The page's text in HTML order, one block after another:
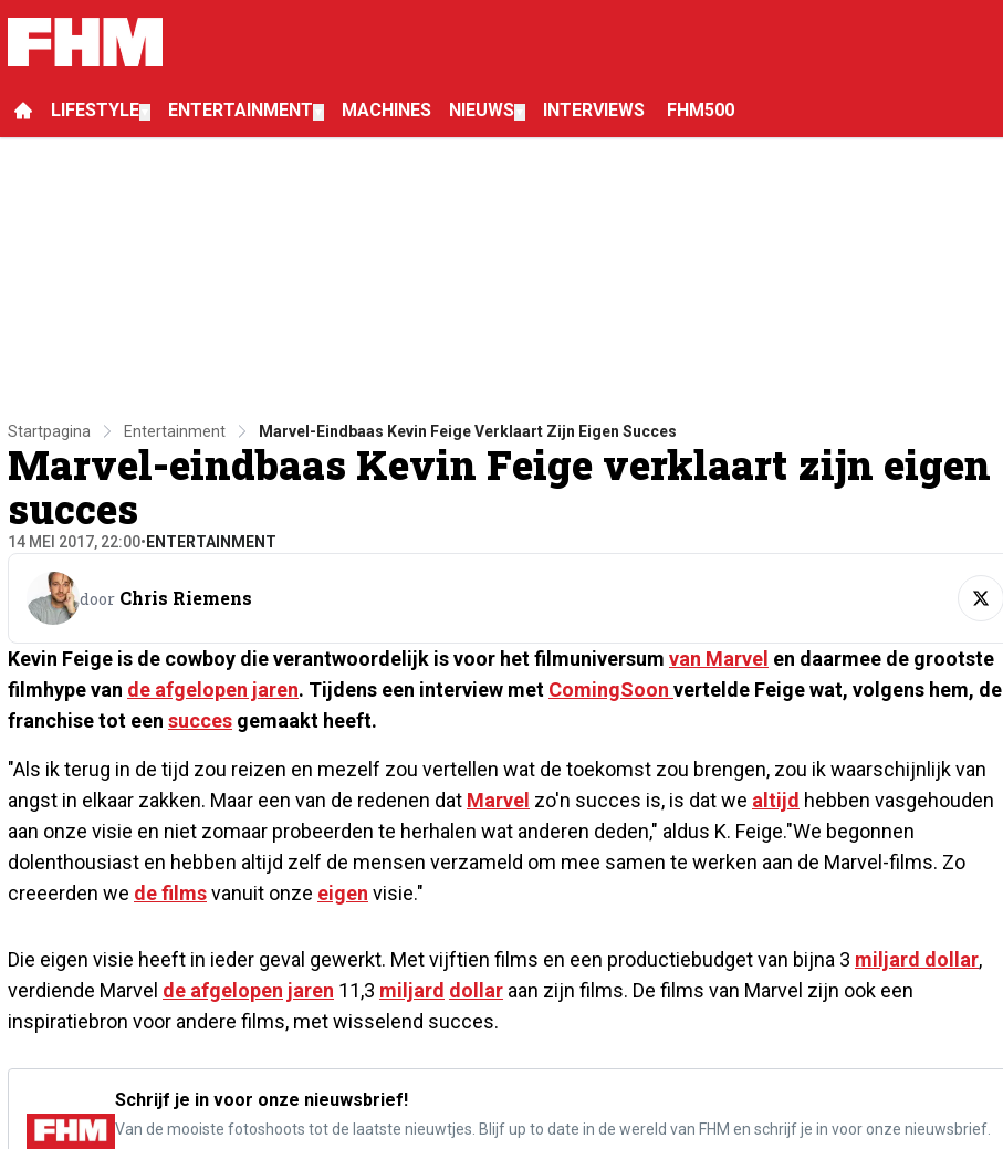
LIFESTYLE ENTERTAINMENT MACHINES NIEUWS INTERVIEWS FHM500
Startpagina Entertainment Marvel-Eindbaas Kevin Feige Verklaart Zijn Eigen Succes
Marvel-eindbaas Kevin Feige verklaart zijn eigen
succes
14 MEI 2017, 22:00• ENTERTAINMENT
door Chris Riemens
Kevin Feige is de cowboy die verantwoordelijk is voor het filmuniversum van Marvel en daarmee de grootste
filmhype van de afgelopen jaren. Tijdens een interview met ComingSoon vertelde Feige wat, volgens hem, de
franchise tot een succes gemaakt heeft.
"Als ik terug in de tijd zou reizen en mezelf zou vertellen wat de toekomst zou brengen, zou ik waarschijnlijk van
angst in elkaar zakken. Maar een van de redenen dat Marvel zo'n succes is, is dat we altijd hebben vasgehouden
aan onze visie en niet zomaar probeerden te herhalen wat anderen deden," aldus K. Feige."We begonnen
dolenthousiast en hebben altijd zelf de mensen verzameld om mee samen te werken aan de Marvel-films. Zo
creeerden we de filmsvanuit onze eigen visie."
Die eigen visie heeft in ieder geval gewerkt. Met vijftien films en een productiebudget van bijna 3 miljard dollar,
verdiende Marvel de afgelopen jaren 11,3 miljard dollar aan zijn films. De films van Marvel zijn ook een
inspiratiebron voor andere films, met wisselend succes.
Schrijf je in voor onze nieuwsbrief!
Van de mooiste fotoshoots tot de laatste nieuwtjes. Blijf up to date in de wereld van FHM en schrijf je in voor onze nieuwsbrief.